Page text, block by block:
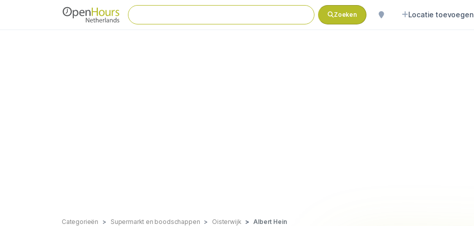
Zoeken Locatie toevoegen
Categorieën Supermarkt en boodschappen Oisterwijk Albert Hein